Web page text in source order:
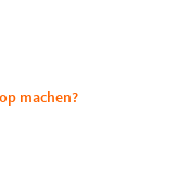
machen?